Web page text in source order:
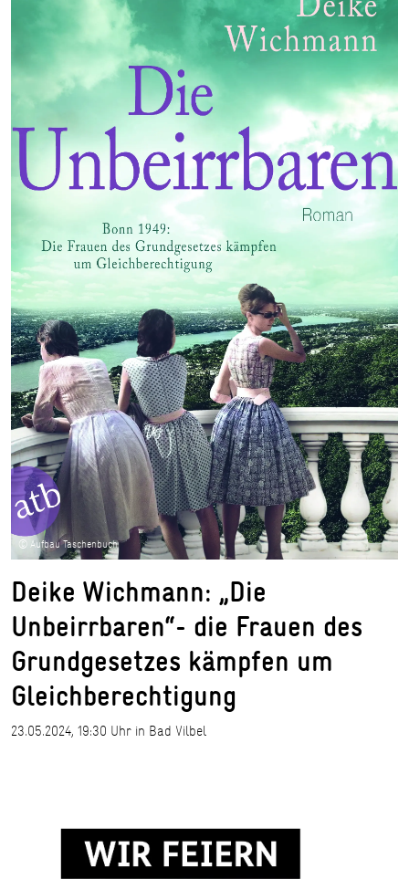
© Aufbau Taschenbuch
Deike Wichmann: „Die
Unbeirrbaren“- die Frauen des
Grundgesetzes kämpfen um
Gleichberechtigung
23.05.2024, 19:30 Uhr in Bad Vilbel